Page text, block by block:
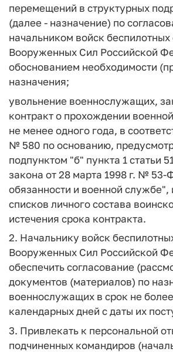
перемещений в структурных
(далее - назначение) по
начальником войск беспилотных
Вооруженных Сил Российской
обоснованием необходимости
назначения;
увольнение военнослужащих,
контракт о прохождении
не менее одного года, в
№ 580 по основанию,
подпунктом "б" пункта 1 статьи
закона от 28 марта 1998 г. №
обязанности и военной службе",
списков личного состава
истечения срока контракта.
2. Начальнику войск
Вооруженных Сил Российской
обеспечить согласование
документов (материалов) по
военнослужащих в срок не
календарных дней с даты их
3. Привлекать к персональной
подчиненных командиров